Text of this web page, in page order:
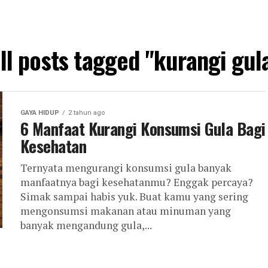
posts tagged "kurangi
GAYA HIDUP 2 tahun ago
6 Manfaat Kurangi Konsumsi Gula Bagi
Kesehatan
Ternyata mengurangi konsumsi gula banyak
manfaatnya bagi kesehatanmu? Enggak percaya?
Simak sampai habis yuk. Buat kamu yang sering
mengonsumsi makanan atau minuman yang
banyak mengandung gula,...